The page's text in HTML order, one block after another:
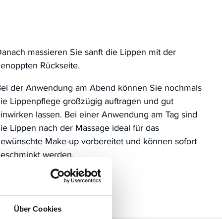
Über Cookies
massieren Sie sanft die Lippen mit der
Rückseite.
der Anwendung am Abend können Sie nochmals
Lippenpflege großzügig auftragen und gut
lassen. Bei einer Anwendung am Tag sind
Lippen nach der Massage ideal für das
Make-up vorbereitet und können sofort
werden.